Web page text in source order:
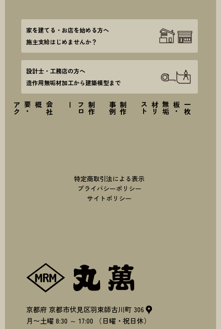
家を建てる・お店を始める方へ
施主支給はじめませんか？
設計士・工務店の方へ
造作用無垢材加工から建築模型まで
一
枚
板
・
無
垢
材
リ
ス
ト
制
作
事
例
制
作
フ
ロ
会
社
概要
・
ア
ク
セ
特定商取引法による表示
プライバシーポリシー
サイトポリシー
京都府 京都市伏見区羽束師古川町 306
月〜土曜 8:30 ～ 17:00 （日曜・祝日休）